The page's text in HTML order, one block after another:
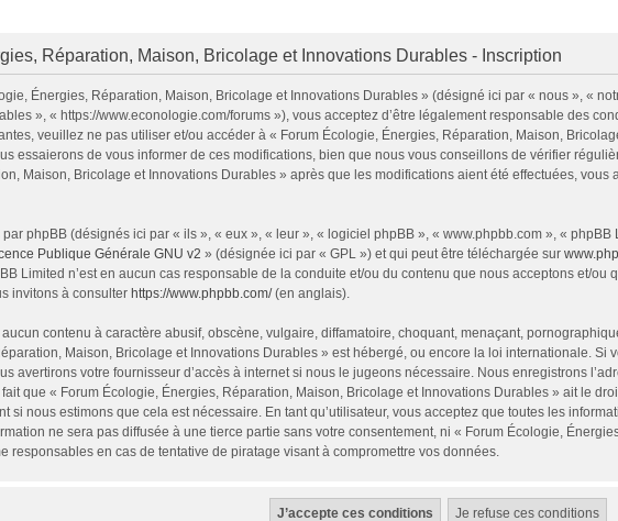
Réparation, Maison, Bricolage et Innovations Durables - Inscription
Énergies, Réparation, Maison, Bricolage et Innovations Durables » (désigné ici par « nous », «
», « https://www.econologie.com/forums »), vous acceptez d’être légalement responsable des
veuillez ne pas utiliser et/ou accéder à « Forum Écologie, Énergies, Réparation, Maison,
essaierons de vous informer de ces modifications, bien que nous vous conseillons de vérifier
Maison, Bricolage et Innovations Durables » après que les modifications aient été effectuées,
phpBB (désignés ici par « ils », « eux », « leur », « logiciel phpBB », « www.phpbb.com », «
Publique Générale GNU v2 » (désignée ici par « GPL ») et qui peut être téléchargée sur
Limited n’est en aucun cas responsable de la conduite et/ou du contenu que nous acceptons et/ou
invitons à consulter https://www.phpbb.com/(en anglais).
contenu à caractère abusif, obscène, vulgaire, diffamatoire, choquant, menaçant,
Maison, Bricolage et Innovations Durables » est hébergé, ou encore la loi internationale.
avertirons votre fournisseur d’accès à internet si nous le jugeons nécessaire. Nous enregistrons
que « Forum Écologie, Énergies, Réparation, Maison, Bricolage et Innovations Durables » ait le
si nous estimons que cela est nécessaire. En tant qu’utilisateur, vous acceptez que toutes les
ne sera pas diffusée à une tierce partie sans votre consentement, ni « Forum Écologie,
responsables en cas de tentative de piratage visant à compromettre vos données.